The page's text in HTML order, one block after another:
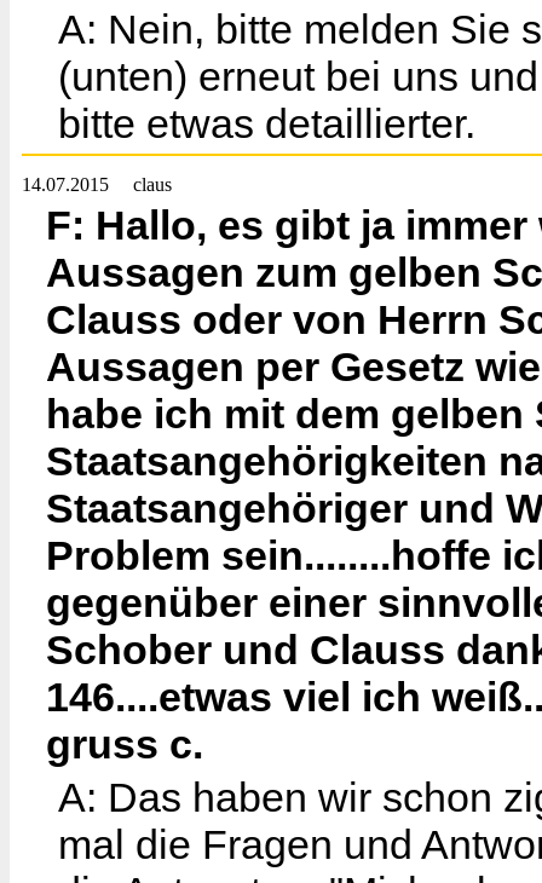
A: Nein, bitte melden Sie
(unten) erneut bei uns
bitte etwas detaillierter.
14.07.2015 claus
F: Hallo, es gibt ja
Aussagen zum gelben
Clauss oder von Herrn
Aussagen per Gesetz
habe ich mit dem
Staatsangehörigkeiten
Staatsangehöriger und
Problem sein........hoffe
gegenüber einer
Schober und Clauss
146....etwas viel ich
gruss c.
A: Das haben wir schon
mal die Fragen und